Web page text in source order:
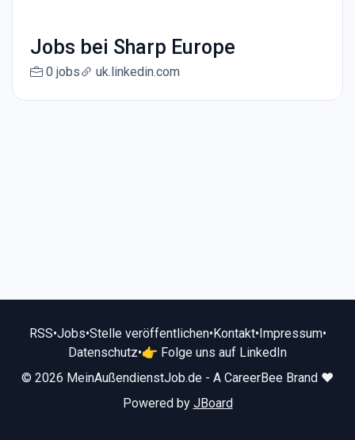
Jobs bei Sharp Europe
0 jobs uk.linkedin.com
RSS•Jobs•Stelle veröffentlichen•Kontakt•Impressum•
Datenschutz•👉 Folge uns auf LinkedIn
© 2026 MeinAußendienstJob.de - A CareerBee Brand ❤️
Powered by JBoard